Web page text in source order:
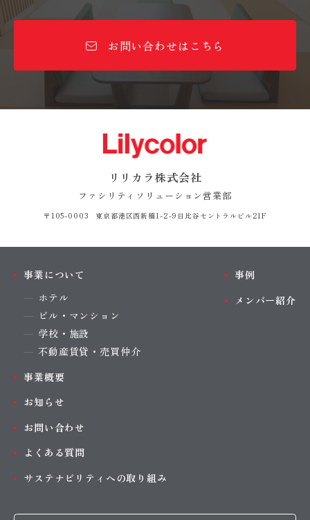
お問い合わせはこちら
リリカラ株式会社
ファシリティソリューション営業部
〒105-0003 東京都港区西新橋1-2-9 日比谷セントラルビル21F
事業について
ホテル
ビル・マンション
学校・施設
不動産賃貸・売買仲介
事例
メンバー紹介
事業概要
お知らせ
お問い合わせ
よくある質問
サステナビリティへの取り組み